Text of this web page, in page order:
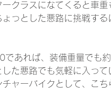
ークラスになてくると車
ょっとした悪路に挑戦す
であれば、装備重量でも
した悪路でも気軽に入って
チャーバイクとして、こ